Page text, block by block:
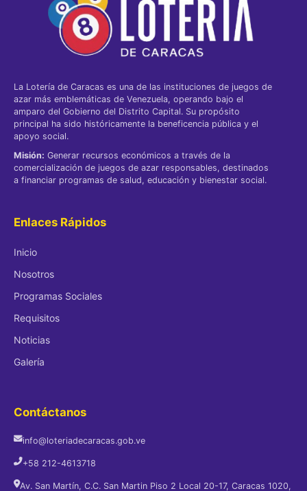
La Lotería de Caracas es una de las instituciones de juegos de
azar más emblemáticas de Venezuela, operando bajo el
amparo del Gobierno del Distrito Capital. Su propósito
principal ha sido históricamente la beneficencia pública y el
apoyo social.
Misión: Generar recursos económicos a través de la
comercialización de juegos de azar responsables, destinados
a financiar programas de salud, educación y bienestar social.
Enlaces Rápidos
Inicio
Nosotros
Programas Sociales
Requisitos
Noticias
Galería
Contáctanos
info@loteriadecaracas.gob.ve
+58 212-4613718
Av. San Martín, C.C. San Martin Piso 2 Local 20-17, Caracas 1020,